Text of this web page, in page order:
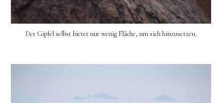
Der Gipfel selbst bietet nur wenig Fläche, um sich hinzusetzen.